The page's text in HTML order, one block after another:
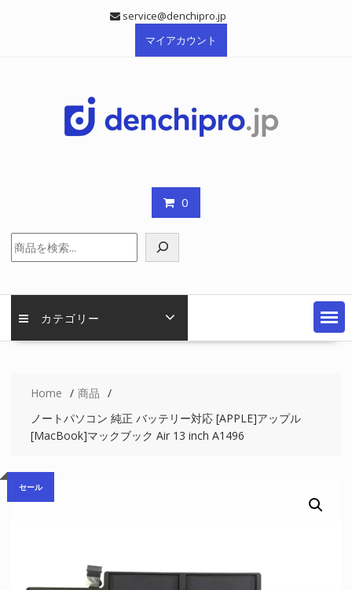
service@denchipro.jp
マイアカウント
0
索
カテゴリー
Home
商品
ノートパソコン 純正 バッテリー対応 [APPLE]アップル
[MacBook]マックブック Air 13 inch A1496
セール